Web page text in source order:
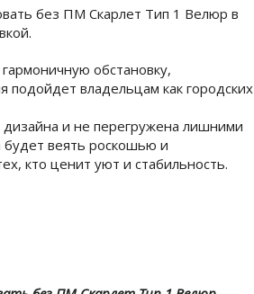
без ПМ Скарлет Тип 1 Велюр в
обстановку,
владельцам как городских
и не перегружена лишними
будет веять роскошью и
кто ценит уют и стабильность.